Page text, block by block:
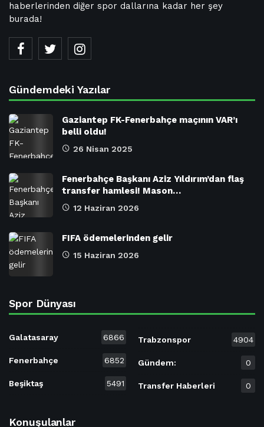
haberlerinden diğer spor dallarına kadar her şey
burada!
Gündemdeki Yazılar
Gaziantep FK-Fenerbahçe maçının VAR’ı
belli oldu!
26 Nisan 2025
Fenerbahçe Başkanı Aziz Yıldırım’dan flaş
transfer hamlesi! Mason…
12 Haziran 2026
FIFA ödemelerinden gelir
15 Haziran 2026
Spor Dünyası
Galatasaray 6866
Fenerbahçe 6852
Beşiktaş 5491
Trabzonspor 4904
Gündem: 0
Transfer Haberleri 0
Konuşulanlar